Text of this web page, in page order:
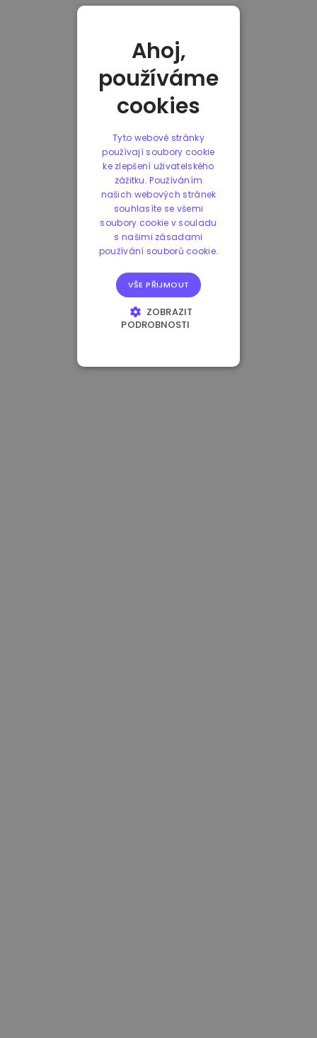
Ahoj,
používáme
cookies
Tyto webové stránky
používají soubory cookie
ke zlepšení uživatelského
zážitku. Používáním
našich webových stránek
souhlasíte se všemi
soubory cookie v souladu
s našimi zásadami
používání souborů cookie.
VŠE PŘIJMOUT
ZOBRAZIT
PODROBNOSTI